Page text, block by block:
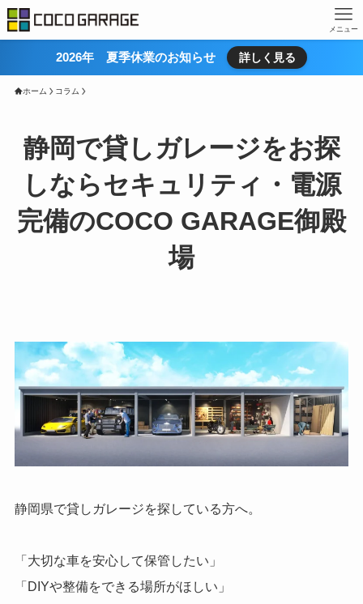
メニュー
2026年 夏季休業のお知らせ 詳しく見る
ホーム コラム
静岡で貸しガレージをお探
しならセキュリティ・電源
完備のCOCO GARAGE御殿
場
静岡県で貸しガレージを探している方へ。
「大切な車を安心して保管したい」
「DIYや整備をできる場所がほしい」